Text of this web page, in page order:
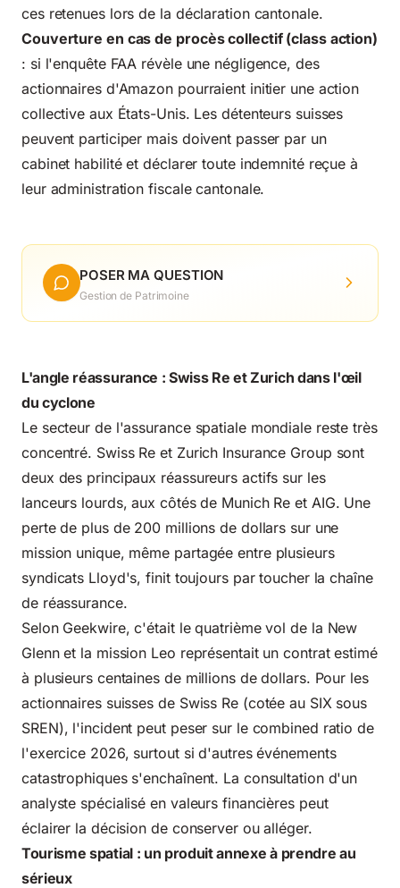
ces retenues lors de la déclaration cantonale.
Couverture en cas de procès collectif (class action)
: si l'enquête FAA révèle une négligence, des
actionnaires d'Amazon pourraient initier une action
collective aux États-Unis. Les détenteurs suisses
peuvent participer mais doivent passer par un
cabinet habilité et déclarer toute indemnité reçue à
leur administration fiscale cantonale.
POSER MA QUESTION
Gestion de Patrimoine
L'angle réassurance : Swiss Re et Zurich dans l'œil
du cyclone
Le secteur de l'assurance spatiale mondiale reste très
concentré. Swiss Re et Zurich Insurance Group sont
deux des principaux réassureurs actifs sur les
lanceurs lourds, aux côtés de Munich Re et AIG. Une
perte de plus de 200 millions de dollars sur une
mission unique, même partagée entre plusieurs
syndicats Lloyd's, finit toujours par toucher la chaîne
de réassurance.
Selon Geekwire, c'était le quatrième vol de la New
Glenn et la mission Leo représentait un contrat estimé
à plusieurs centaines de millions de dollars. Pour les
actionnaires suisses de Swiss Re (cotée au SIX sous
SREN), l'incident peut peser sur le combined ratio de
l'exercice 2026, surtout si d'autres événements
catastrophiques s'enchaînent. La consultation d'un
analyste spécialisé en valeurs financières peut
éclairer la décision de conserver ou alléger.
Tourisme spatial : un produit annexe à prendre au
sérieux